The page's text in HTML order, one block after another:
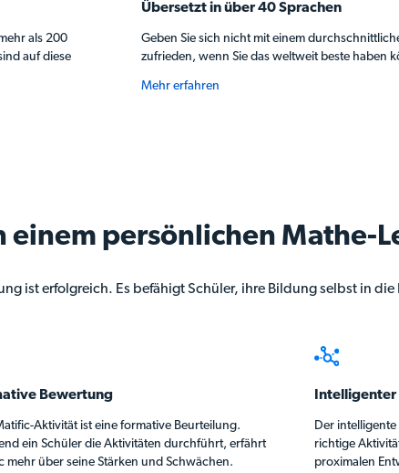
als 200
auf diese
Übersetzt in über 40 Sprachen
Geben Sie sich nicht mit einem
zufrieden, wenn Sie das weltweit beste haben
Mehr erfahren
einem persönlichen Mathe-
ist erfolgreich. Es befähigt Schüler, ihre Bildung selbst in die
Bewertung
Aktivität ist eine formative Beurteilung.
ein Schüler die Aktivitäten durchführt, erfährt
mehr über seine Stärken und Schwächen.
Der
richtige
proximalen